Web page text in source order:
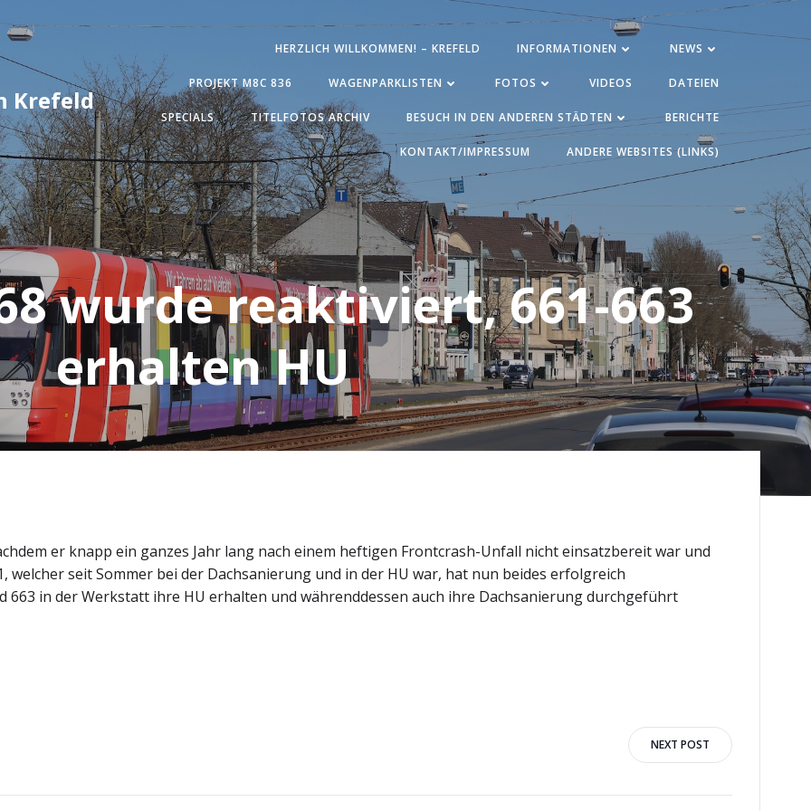
Krefeld
HERZLICH WILLKOMMEN! – KREFELD INFORMATIONEN NEWS
PROJEKT M8C 836 WAGENPARKLISTEN FOTOS VIDEOS DATEIEN
SPECIALS TITELFOTOS ARCHIV BESUCH IN DEN ANDEREN STÄDTEN BERICHTE
KONTAKT/IMPRESSUM ANDERE WEBSITES (LINKS)
wurde reaktiviert, 661-663
erhalten HU
er knapp ein ganzes Jahr lang nach einem heftigen Frontcrash-Unfall nicht einsatzbereit war und
welcher seit Sommer bei der Dachsanierung und in der HU war, hat nun beides erfolgreich
663 in der Werkstatt ihre HU erhalten und währenddessen auch ihre Dachsanierung durchgeführt
navigation
NEXT POST